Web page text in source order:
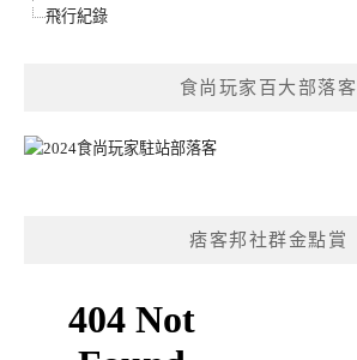
飛行紀錄
食尚玩家百大部落客
痞客邦社群金點賞